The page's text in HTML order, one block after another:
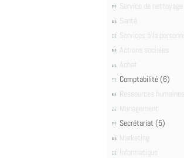
Service de nettoyage
Santé
Services à la personne
Actions sociales
Achat
Comptabilité (6)
Ressources humaines
Management
Secrétariat (5)
Marketing
Informatique